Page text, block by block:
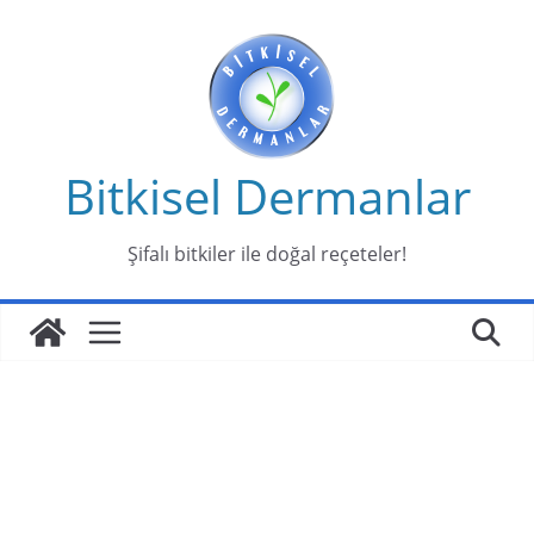
Bitkisel Dermanlar
Şifalı bitkiler ile doğal reçeteler!